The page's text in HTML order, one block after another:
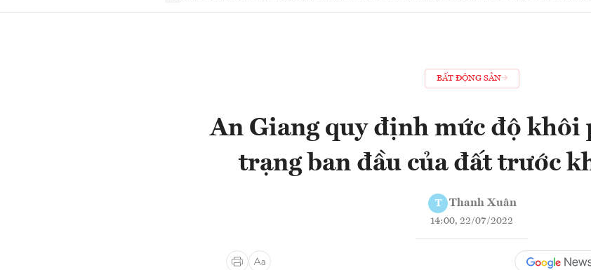
BẤT ĐỘNG SẢN
An Giang quy định mức độ khôi
trạng ban đầu của đất trước
T Thanh Xuân
14:00, 22/07/2022